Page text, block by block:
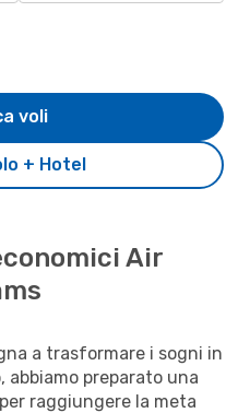
+ Hotel
voli
Air
a trasformare i sogni in
abbiamo preparato una
raggiungere la meta